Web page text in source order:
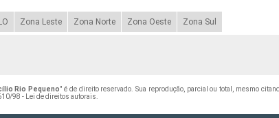
Zona Leste Zona Norte Zona Oeste Zona Sul
Rio Pequeno" é de direito reservado. Sua reprodução, parcial ou total, mesmo
98 - Lei de direitos autorais.